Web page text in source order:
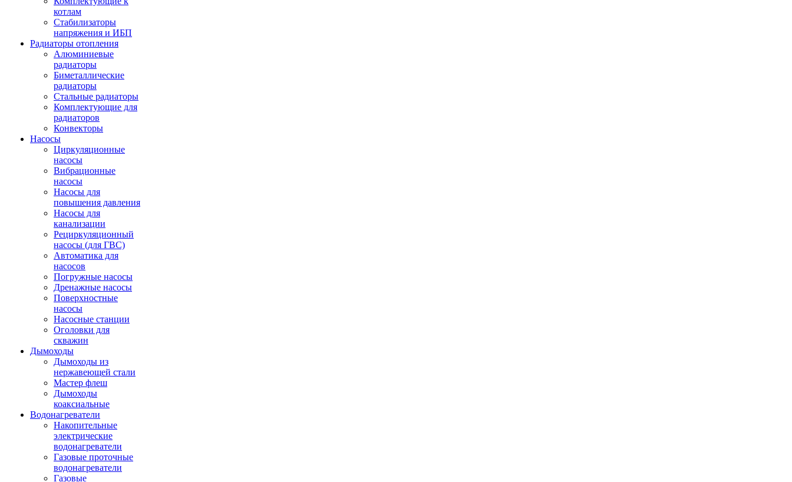
котлам
Стабилизаторы
напряжения и ИБП
Радиаторы отопления
Алюминиевые
радиаторы
Биметаллические
радиаторы
Стальные радиаторы
Комплектующие для
радиаторов
Конвекторы
Насосы
Циркуляционные
насосы
Вибрационные
насосы
Насосы для
повышения давления
Насосы для
канализации
Рециркуляционный
насосы (для ГВС)
Автоматика для
насосов
Погружные насосы
Дренажные насосы
Поверхностные
насосы
Насосные станции
Оголовки для
скважин
Дымоходы
Дымоходы из
нержавеющей стали
Мастер флеш
Дымоходы
коаксиальные
Водонагреватели
Накопительные
электрические
водонагреватели
Газовые проточные
водонагреватели
Газовые